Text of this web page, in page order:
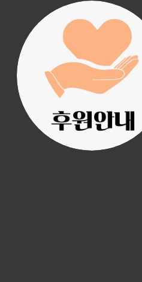
진리횃불 사역은 여러분
의 후원으로 이루어집니
다.